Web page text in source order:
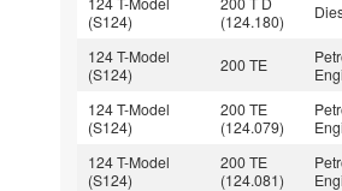
(S124)
(124.180)
124 T-Model
(S124)
200 TE
124 T-Model
(S124)
200 TE
(124.079)
124 T-Model
(S124)
200 TE
(124.081)